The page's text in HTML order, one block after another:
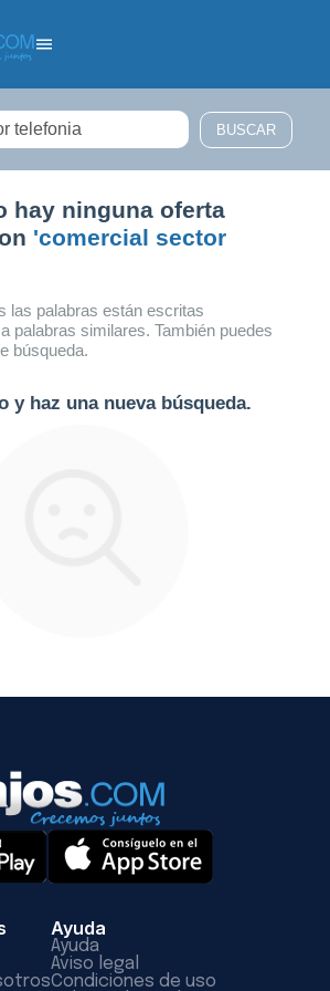
hay ninguna oferta
'comercial sector
las palabras están escritas
palabras similares. También puedes
búsqueda.
y haz una nueva búsqueda.
Ayuda
Ayuda
Aviso legal
Condiciones de uso